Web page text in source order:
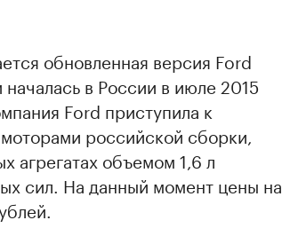
обновленная версия Ford
в России в июле 2015
Ford приступила к
российской сборки,
агрегатах объемом 1,6 л
сил. На данный момент цены на